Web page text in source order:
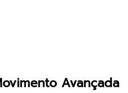
Avançada